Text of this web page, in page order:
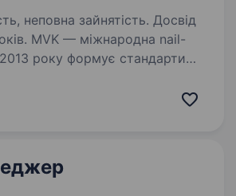
неповна зайнятість. Досвід
nail-
року формує стандарти
і масштабуємо бренд